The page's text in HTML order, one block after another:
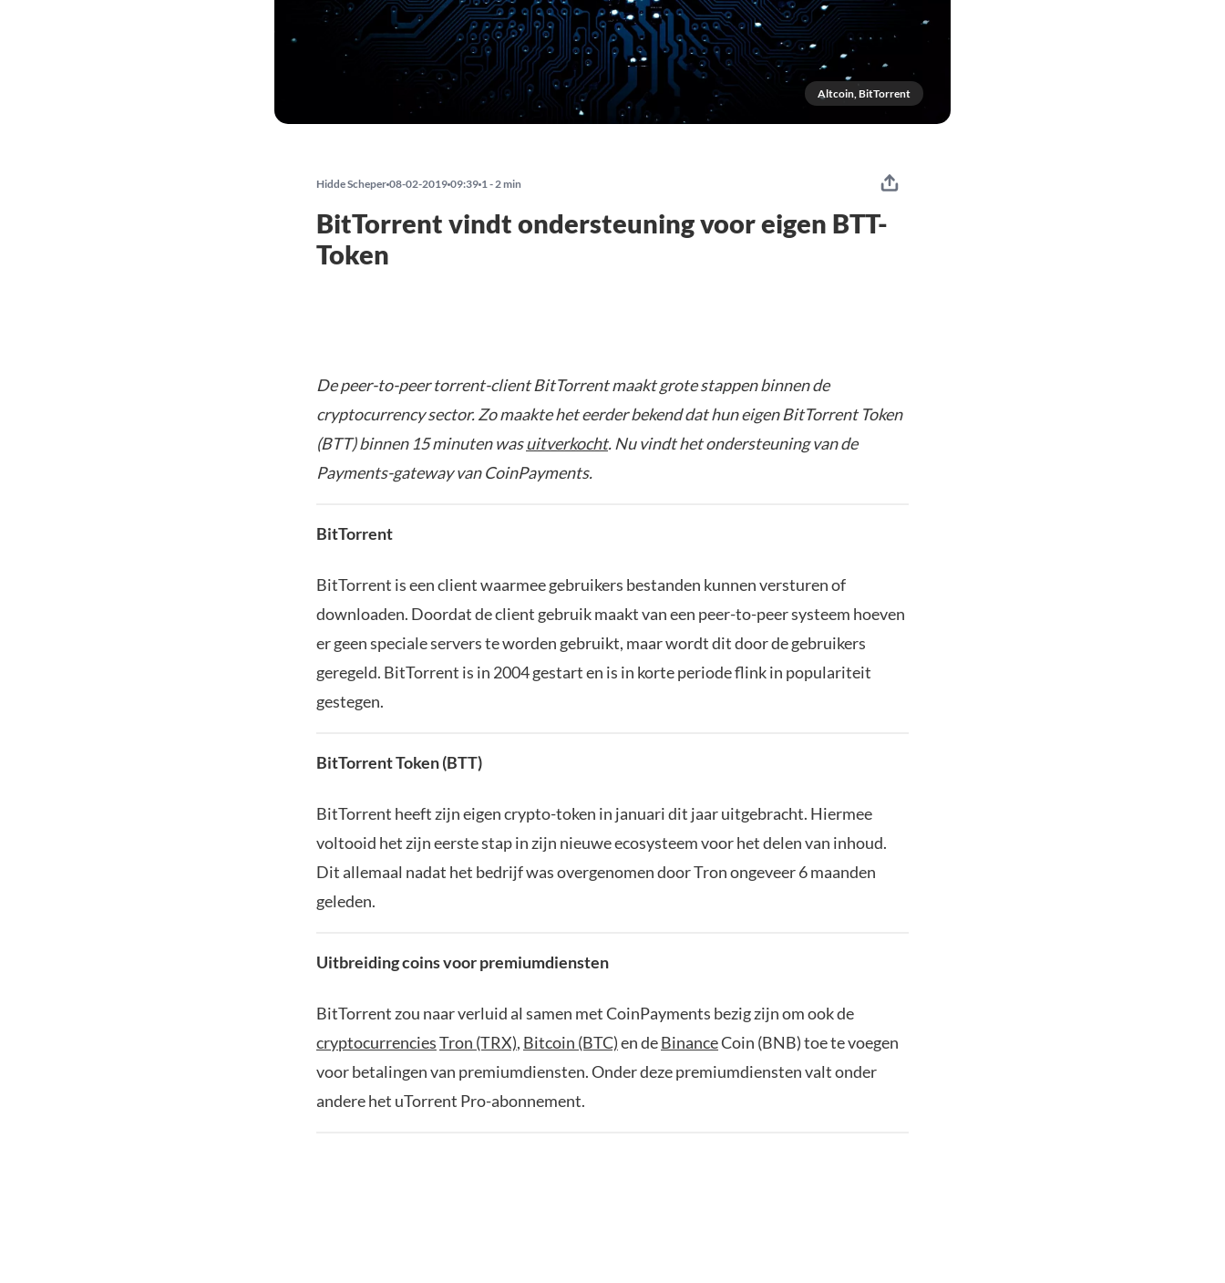
Altcoin, BitTorrent
Hidde Scheper 08-02-2019 09:39 1 - 2 min
BitTorrent vindt ondersteuning voor eigen BTT-
Token
De peer-to-peer torrent-client BitTorrent maakt grote stappen binnen de
cryptocurrency sector. Zo maakte het eerder bekend dat hun eigen BitTorrent Token
(BTT) binnen 15 minuten wasuitverkocht. Nu vindt het ondersteuning van de
Payments-gateway van CoinPayments.
BitTorrent
BitTorrent is een client waarmee gebruikers bestanden kunnen versturen of
downloaden. Doordat de client gebruik maakt van een peer-to-peer systeem hoeven
er geen speciale servers te worden gebruikt, maar wordt dit door de gebruikers
geregeld. BitTorrent is in 2004 gestart en is in korte periode flink in populariteit
gestegen.
BitTorrent Token (BTT)
BitTorrent heeft zijn eigen crypto-token in januari dit jaar uitgebracht. Hiermee
voltooid het zijn eerste stap in zijn nieuwe ecosysteem voor het delen van inhoud.
Dit allemaal nadat het bedrijf was overgenomen door Tron ongeveer 6 maanden
geleden.
Uitbreiding coins voor premiumdiensten
BitTorrent zou naar verluid al samen met CoinPayments bezig zijn om ook de
cryptocurrenciesTron (TRX), Bitcoin (BTC)en deBinanceCoin (BNB) toe te voegen
voor betalingen van premiumdiensten. Onder deze premiumdiensten valt onder
andere het uTorrent Pro-abonnement.